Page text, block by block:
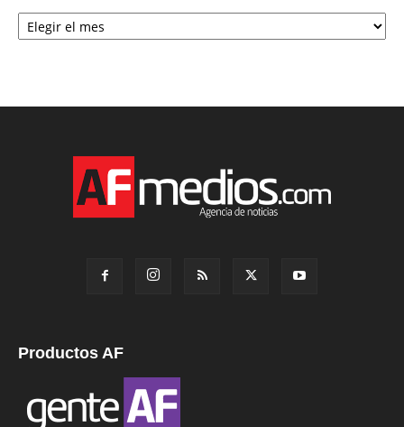
Archivo
Productos AF